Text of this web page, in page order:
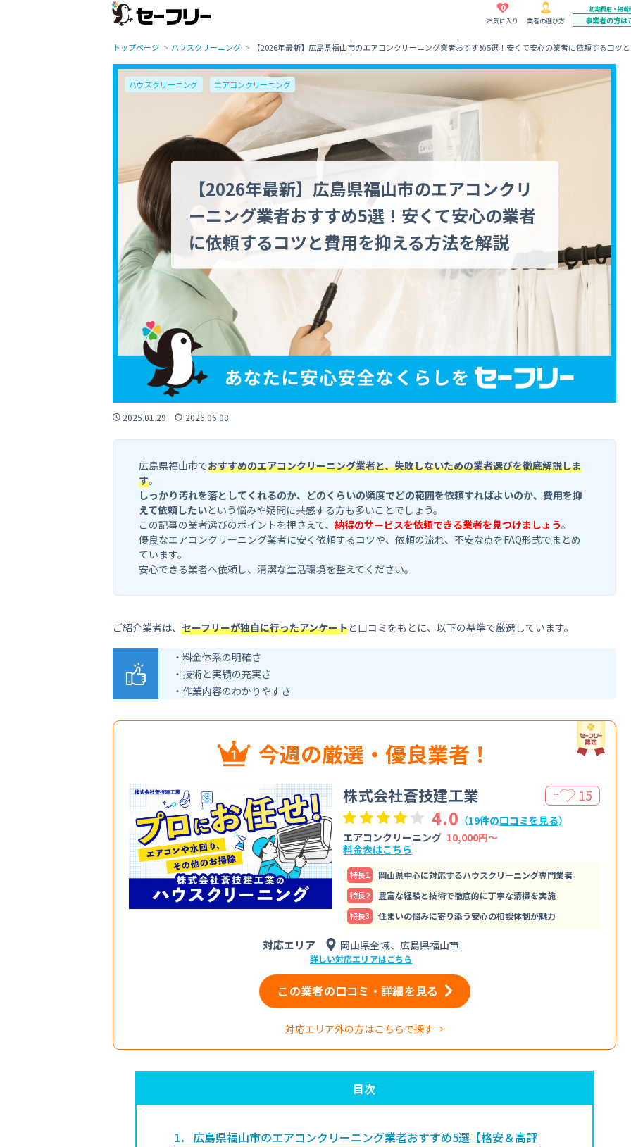
0
お気に入り 業者の選び方
初期費用・掲載
事業者の方は
トップページ ハウスクリーニング 【2026年最新】広島県福山市のエアコンクリーニング業者おすすめ5選！安くて安心の業者に依頼するコツ
【2026年最新】広島県福山市のエアコンクリ
ーニング業者おすすめ5選！安くて安心の業者
に依頼するコツと費用を抑える方法を解説
ハウスクリーニング エアコンクリーニング
2025.01.29 2026.06.08
広島県福山市でおすすめのエアコンクリーニング業者と、失敗しないための業者選びを徹底解説しま
す。
しっかり汚れを落としてくれるのか、どのくらいの頻度でどの範囲を依頼すればよいのか、費用を抑
えて依頼したいという悩みや疑問に共感する方も多いことでしょう。
この記事の業者選びのポイントを押さえて、 納得のサービスを依頼できる業者を見つけましょう。
優良なエアコンクリーニング業者に安く依頼するコツや、依頼の流れ、不安な点をFAQ形式でまとめ
ています。
安心できる業者へ依頼し、清潔な生活環境を整えてください。
ご紹介業者は、 セーフリーが独自に行ったアンケートと口コミをもとに、以下の基準で厳選しています。
・料金体系の明確さ
・技術と実績の充実さ
・作業内容のわかりやすさ
今週の厳選・優良業者！
株式会社蒼技建工業 ＋ 15
4.0 （19件の口コミを見る）
エアコンクリーニング 10,000円〜
料金表はこちら
特⻑1 岡山県中心に対応するハウスクリーニング専門業者
特⻑2 豊富な経験と技術で徹底的に丁寧な清掃を実施
特⻑3 住まいの悩みに寄り添う安心の相談体制が魅力
対応エリア 岡山県全域、広島県福山市
詳しい対応エリアはこちら
この業者の口コミ・詳細を見る
対応エリア外の方はこちらで探す→
目次
1
広島県福山市のエアコンクリーニング業者おすすめ5選【格安＆高評